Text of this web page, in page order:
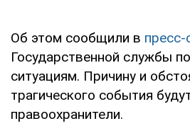
Об этом сообщили в
Государственной службы
ситуациям. Причину и
трагического события
правоохранители.